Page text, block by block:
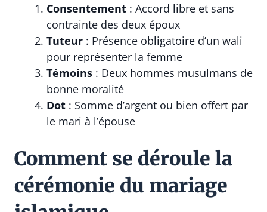
Consentement : Accord libre et sans
contrainte des deux époux
Tuteur : Présence obligatoire d’un wali
pour représenter la femme
Témoins : Deux hommes musulmans de
bonne moralité
Dot : Somme d’argent ou bien offert par
le mari à l’épouse
Comment se déroule la
cérémonie du mariage